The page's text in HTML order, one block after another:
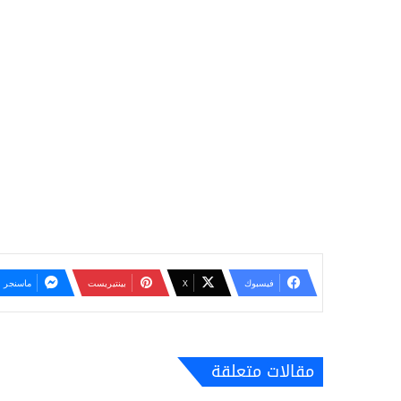
فيسبوك ‫X بينتيريست ماسنجر
مقالات متعلقة